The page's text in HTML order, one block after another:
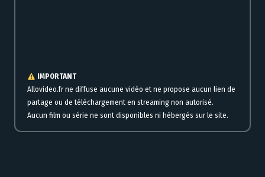
IMPORTANT
Allovideo.fr ne diffuse aucune vidéo et ne propose aucun lien de
partage ou de téléchargement en streaming non autorisé.
Aucun film ou série ne sont disponibles ni hébergés sur le site.